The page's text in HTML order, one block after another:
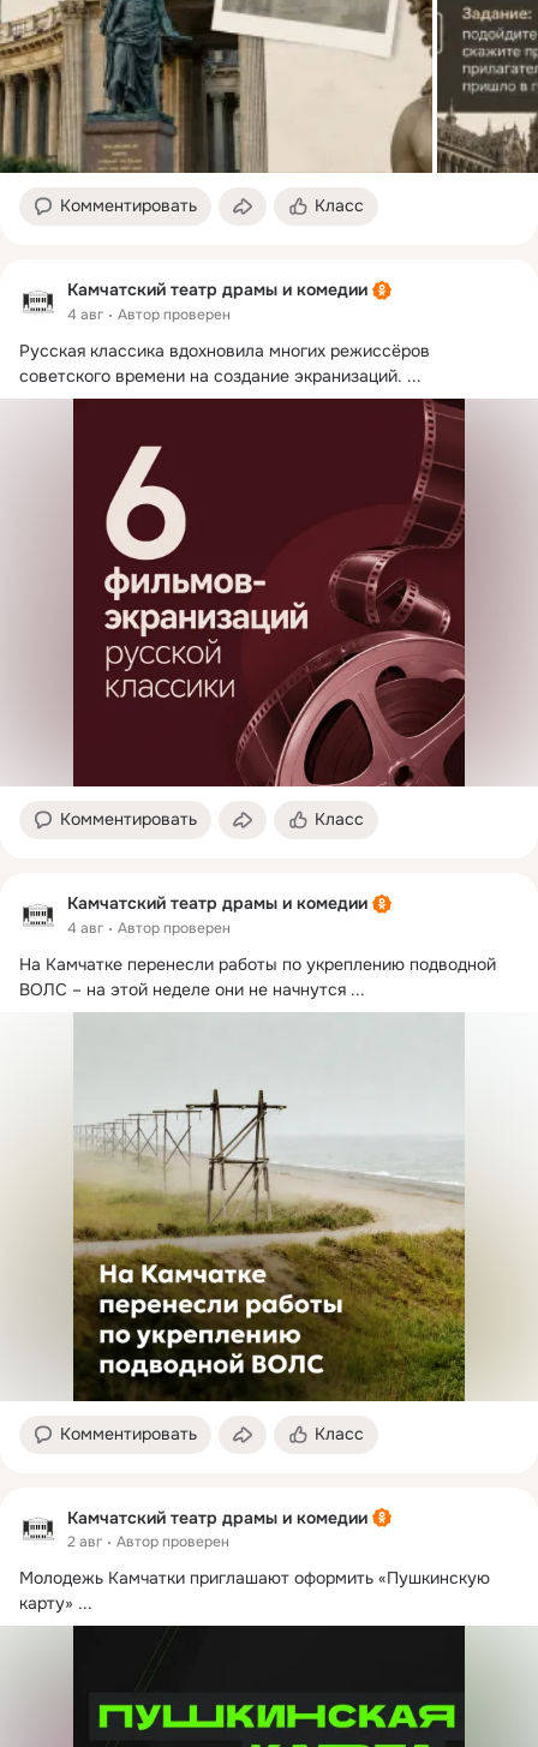
Комментировать Класс
Камчатский театр драмы и комедии
4 авг Автор проверен
Русская классика вдохновила многих режиссёров
советского времени на создание экранизаций. ...
Комментировать Класс
Камчатский театр драмы и комедии
4 авг Автор проверен
На Камчатке перенесли работы по укреплению подводной
ВОЛС – на этой неделе они не начнутся ...
Комментировать Класс
Камчатский театр драмы и комедии
2 авг Автор проверен
Молодежь Камчатки приглашают оформить «Пушкинскую
карту» ...